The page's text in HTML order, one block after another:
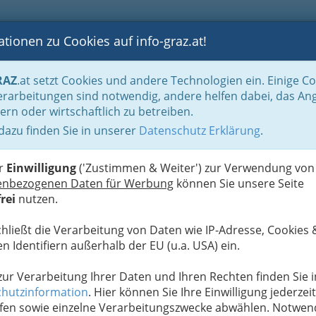
BLOGS FOTOS GASTRONOMIE BRANCHEN
zu Cookies auf info-graz.at!
.at setzt Cookies und andere Technologien ein. Einige
sind notwendig, andere helfen dabei, das
oder wirtschaftlich zu betreiben.
finden Sie in unserer Datenschutz Erklärung.
Einwilligung('Zustimmen & Weiter') zur Verwendung von
Daten für Werbung können Sie unsere Seite
nutzen.
die Verarbeitung von Daten wie IP-Adresse, Cookies
Identifiern außerhalb der EU (u.a. USA) ein.
Verarbeitung Ihrer Daten und Ihren Rechten finden Sie
. Hier können Sie Ihre Einwilligung jederzeit
sowie einzelne Verarbeitungszwecke abwählen.
Der Handel nach WKO-Gliederung
Versicherungsagent Graz und Umgebung